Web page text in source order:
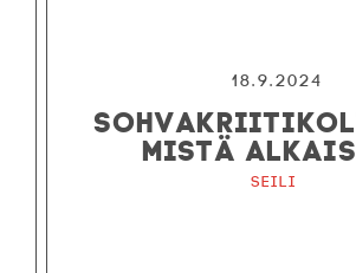
18.9.2024
MISTÄ
Seili